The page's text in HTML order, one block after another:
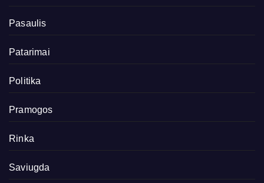
Pasaulis
Patarimai
Politika
Pramogos
Rinka
Saviugda